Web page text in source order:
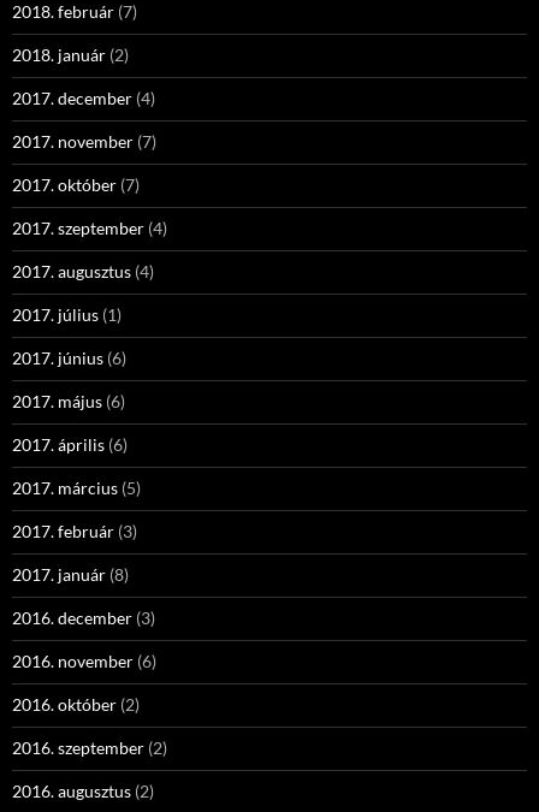
2018. február (7)
2018. január (2)
2017. december (4)
2017. november (7)
2017. október (7)
2017. szeptember (4)
2017. augusztus (4)
2017. július (1)
2017. június (6)
2017. május (6)
2017. április (6)
2017. március (5)
2017. február (3)
2017. január (8)
2016. december (3)
2016. november (6)
2016. október (2)
2016. szeptember (2)
2016. augusztus (2)